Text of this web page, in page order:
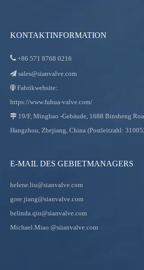
KONTAKTINFORMATION
 +86 571 8768 0216
 sales@sianvalve.com
 Fabrikwebsite:
https://www.fuhua-valve.com/
 19/F, Minghao -Gebäude, 1688 Binsheng
Hangzhou, Zhejiang, China (Postleitzahl:
E-MAIL DES GEBIETMANAGERS
helene.liu@sianvalve.com
gore.jiang@sianvalve.com
belinda.qiu@sianvalve.com
Michael.Miao @siianvalve.com